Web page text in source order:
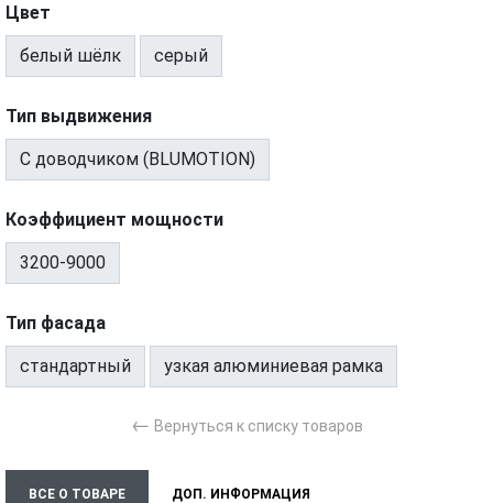
Цвет
белый шёлк серый
Тип выдвижения
С доводчиком (BLUMOTION)
Коэффициент мощности
3200-9000
Тип фасада
стандартный узкая алюминиевая рамка
← Вернуться к списку товаров
ВСЕ О ТОВАРЕ ДОП. ИНФОРМАЦИЯ